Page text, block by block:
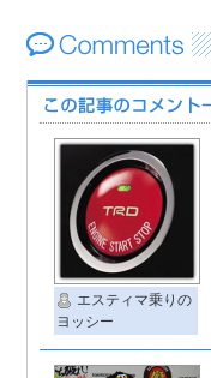
エスティマ乗りの
ヨッシー